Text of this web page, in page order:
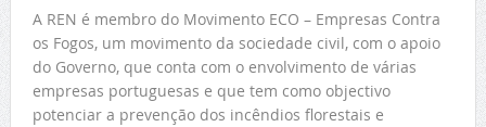
A REN é membro do Movimento ECO – Empresas Contra
os Fogos, um movimento da sociedade civil, com o apoio
do Governo, que conta com o envolvimento de várias
empresas portuguesas e que tem como objectivo
potenciar a prevenção dos incêndios florestais e